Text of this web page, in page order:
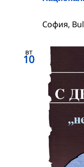
София,
вт
10